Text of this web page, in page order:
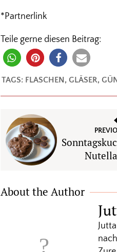
*Partnerlink
Teile gerne diesen Beitrag:
TAGS: FLASCHEN, GLÄSER,
About the Author